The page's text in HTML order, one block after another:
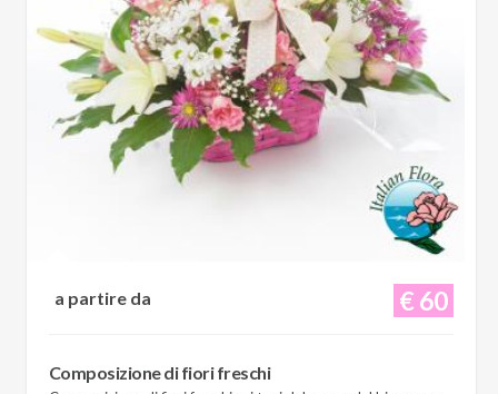
€ 60
a partire da
Composizione di fiori freschi